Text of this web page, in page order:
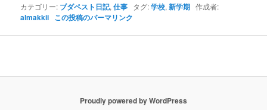
カテゴリー: ブダペスト日記,仕事 タグ:学校,新学期 作成者:
almakkii この投稿のパーマリンク
Proudly powered by WordPress